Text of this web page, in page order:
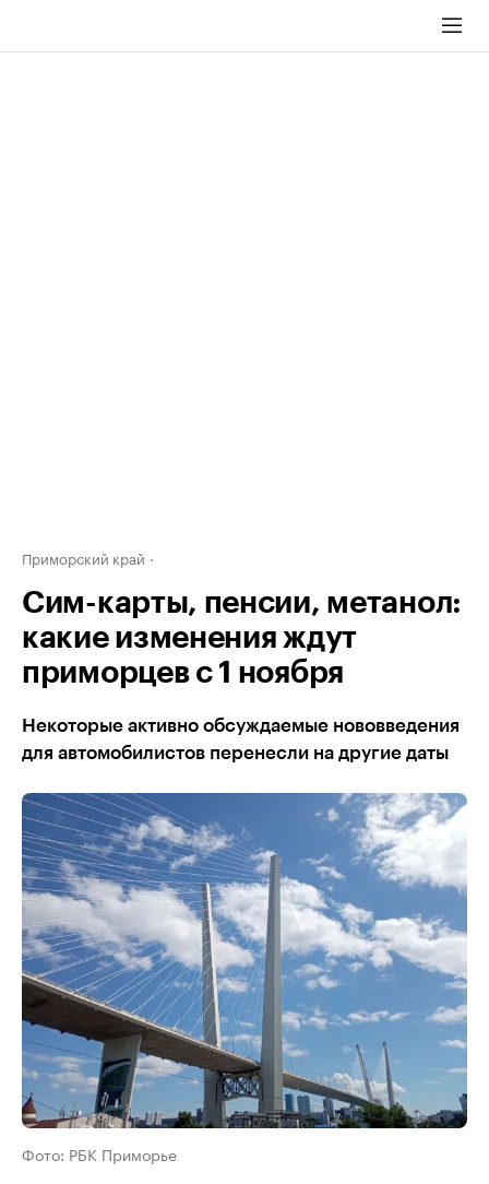
Приморский край
Сим-карты, пенсии, метанол:
какие изменения ждут
приморцев с 1 ноября
Некоторые активно обсуждаемые нововведения
для автомобилистов перенесли на другие даты
Фото: РБК Приморье